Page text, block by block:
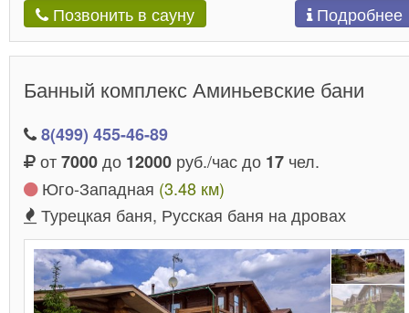
Позвонить в сауну Подробнее
Банный комплекс Аминьевские бани
8(499) 455-46-89
от7000до 12000 руб./час до 17 чел.
Юго-Западная (3.48 км)
Турецкая баня, Русская баня на дровах